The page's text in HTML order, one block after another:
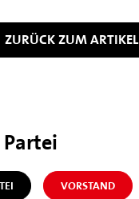
ZURÜCK ZUM ARTIKEL
VORSTAND